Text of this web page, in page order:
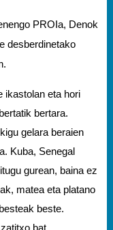
PROIa, Denok
desberdinetako
ikastolan eta hori
bertara.
gelara beraien
Kuba, Senegal
gurean, baina ez
matea eta platano
beste.